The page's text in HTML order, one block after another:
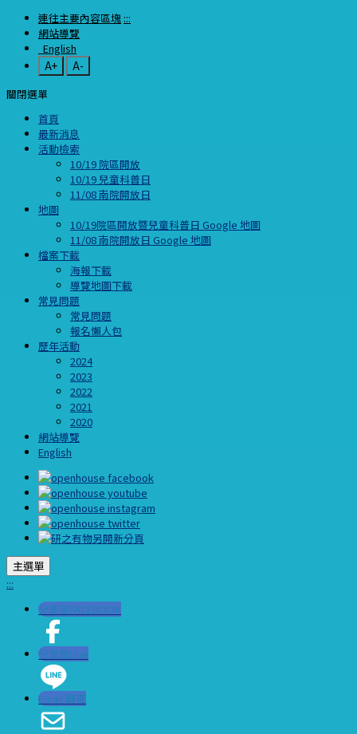
連往主要內容區塊 :::
網站導覽
English
A+
A-
關閉選單
首頁
最新消息
活動檢索
10/19 院區開放
10/19 兒童科普日
11/08 南院開放日
地圖
10/19院區開放暨兒童科普日 Google 地圖
11/08 南院開放日 Google 地圖
檔案下載
海報下載
導覽地圖下載
常見問題
常見問題
報名懶人包
歷年活動
2024
2023
2022
2021
2020
網站導覽
English
主選單
:::
分享至FACEBOOK
分享至LIne
Email 轉寄